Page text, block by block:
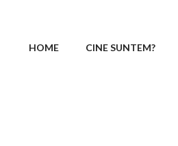
MENIU PRINCIPAL
HOME CINE SUNTEM?